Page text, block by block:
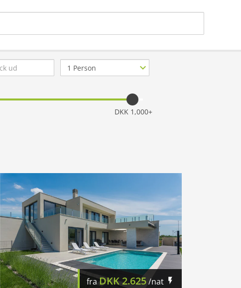
Antal
personer
DKK 1,000+
fraDKK2.625/nat